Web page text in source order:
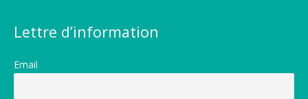
Lettre d’information
Email